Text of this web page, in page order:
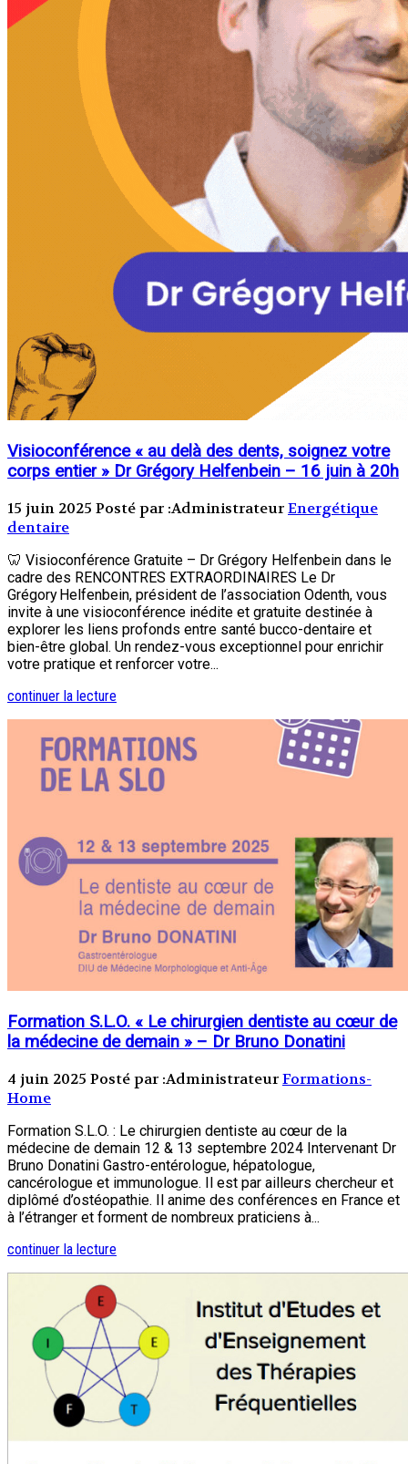
Visioconférence « au delà des dents, soignez votre
corps entier » Dr Grégory Helfenbein – 16 juin à 20h
15 juin 2025 Posté par :AdministrateurEnergétique
dentaire
🦷 Visioconférence Gratuite – Dr Grégory Helfenbein dans le
cadre des RENCONTRES EXTRAORDINAIRES Le Dr
Grégory Helfenbein, président de l’association Odenth, vous
invite à une visioconférence inédite et gratuite destinée à
explorer les liens profonds entre santé bucco-dentaire et
bien-être global. Un rendez-vous exceptionnel pour enrichir
votre pratique et renforcer votre...
continuer la lecture
Formation S.L.O. « Le chirurgien dentiste au cœur de
la médecine de demain » – Dr Bruno Donatini
4 juin 2025 Posté par :AdministrateurFormations-
Home
Formation S.L.O. : Le chirurgien dentiste au cœur de la
médecine de demain 12 & 13 septembre 2024 Intervenant Dr
Bruno Donatini Gastro-entérologue, hépatologue,
cancérologue et immunologue. Il est par ailleurs chercheur et
diplômé d’ostéopathie. Il anime des conférences en France et
à l’étranger et forment de nombreux praticiens à...
continuer la lecture